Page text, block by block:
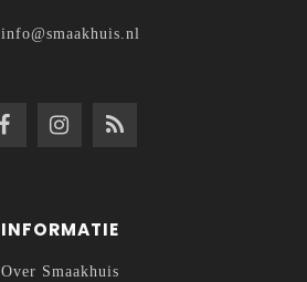
info@smaakhuis.nl
INFORMATIE
Over Smaakhuis